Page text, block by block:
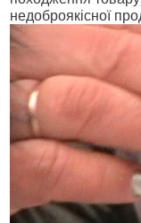
недоброякісної